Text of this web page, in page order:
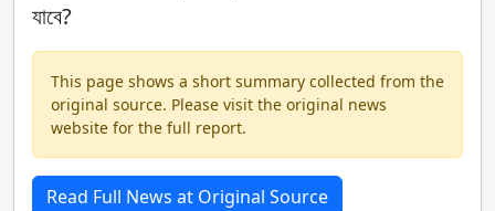
যাবে?
This page shows a short summary collected from the
original source. Please visit the original news
website for the full report.
Read Full News at Original Source